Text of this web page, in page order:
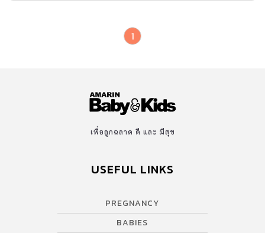
1
เพื่อลูกฉลาด ดี และ มีสุข
USEFUL LINKS
PREGNANCY
BABIES